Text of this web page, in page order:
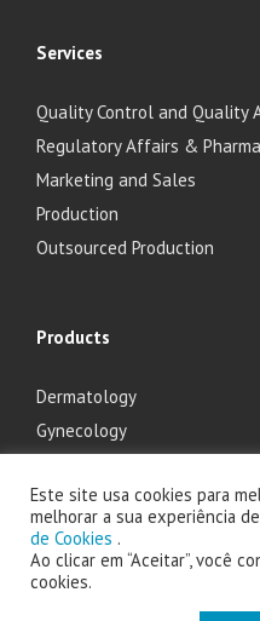
Services
Quality Control and Quality
Regulatory Affairs &
Marketing and Sales
Production
Outsourced Production
Products
Dermatology
Gynecology
Otolaryngology
2025 Laboratório Edol -
Este site usa cookies para
melhorar a sua experiência
de Cookies .
Ao clicar em “Aceitar”, você
cookies.